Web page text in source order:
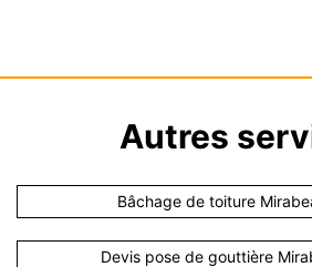
Autres
Bâchage de toiture
Devis pose de gouttière